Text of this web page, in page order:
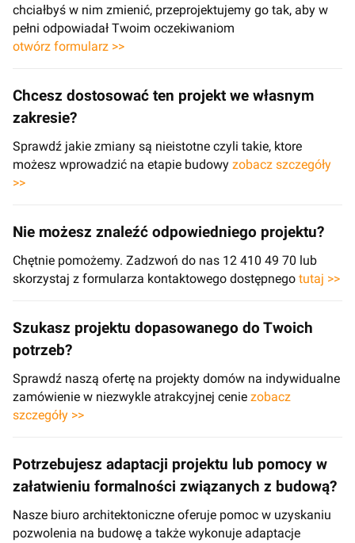
chciałbyś w nim zmienić, przeprojektujemy go tak, aby w
pełni odpowiadał Twoim oczekiwaniom
otwórz formularz >>
Chcesz dostosować ten projekt we własnym
zakresie?
Sprawdź jakie zmiany są nieistotne czyli takie, ktore
możesz wprowadzić na etapie budowy zobacz szczegóły
>>
Nie możesz znaleźć odpowiedniego projektu?
Chętnie pomożemy. Zadzwoń do nas 12 410 49 70 lub
skorzystaj z formularza kontaktowego dostępnego tutaj >>
Szukasz projektu dopasowanego do Twoich
potrzeb?
Sprawdź naszą ofertę na projekty domów na indywidualne
zamówienie w niezwykle atrakcyjnej cenie zobacz
szczegóły >>
Potrzebujesz adaptacji projektu lub pomocy w
załatwieniu formalności związanych z budową?
Nasze biuro architektoniczne oferuje pomoc w uzyskaniu
pozwolenia na budowę a także wykonuje adaptacje